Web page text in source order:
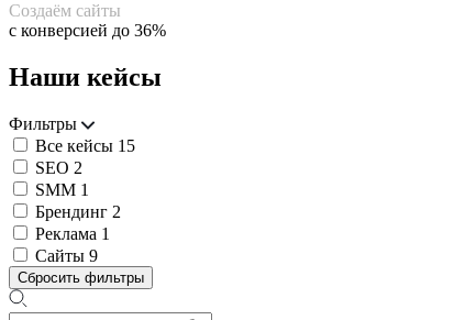
Создаём сайты
с конверсией до 36%
Наши кейсы
Фильтры
Все кейсы 15
SEO 2
SMM 1
Брендинг 2
Реклама 1
Сайты 9
Сбросить фильтры